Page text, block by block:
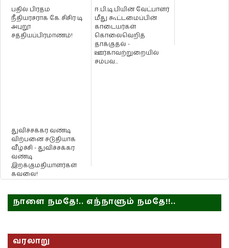
பதில் பிரதம
நீதியரசராக கே. சிசிர டி
அபுறூ
சத்தியப்பிரமாணம்!
ஈ.பி.டி.பியின் வேட்பாளர்
மீது கூட்டமைப்பின்
காடையர்கள்
கொலைவெறித்
தாக்குதல் -
ஊர்காவற்றுறையில்
சம்பவ...
துவிச்சக்கர வண்டி
விற்பனை சடுதியாக
வீழ்ச்சி - துவிச்சக்கர
வண்டி
இறக்குமதியாளர்கள்
கவலை!
நாளை நமதே!.. எந்நாளும் நமதே!!..
வரலாறு